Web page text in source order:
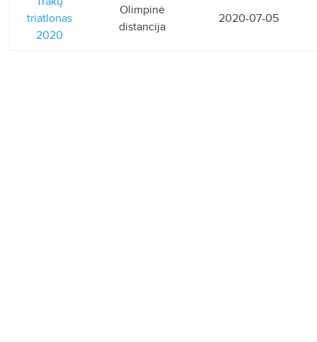
triatlonas
2020
Olimpinė
distancija
2020-07-05